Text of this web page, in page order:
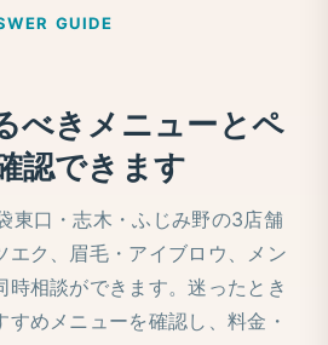
GUIDE
べきメニューとペ
認できます
東口・志木・ふじみ野の3店舗
エク、眉毛・アイブロウ、メン
時相談ができます。迷ったとき
めメニューを確認し、料金・